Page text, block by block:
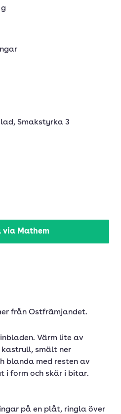
Smakstyrka 3
via Mathem
från Ostfrämjandet.
Värm lite av
kastrull, smält ner
blanda med resten av
i form och skär i bitar.
på en plåt, ringla över